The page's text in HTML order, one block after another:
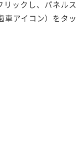
リックし、パネルス
車アイコン）をタッ